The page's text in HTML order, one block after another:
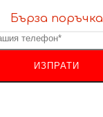
Бърза поръчка